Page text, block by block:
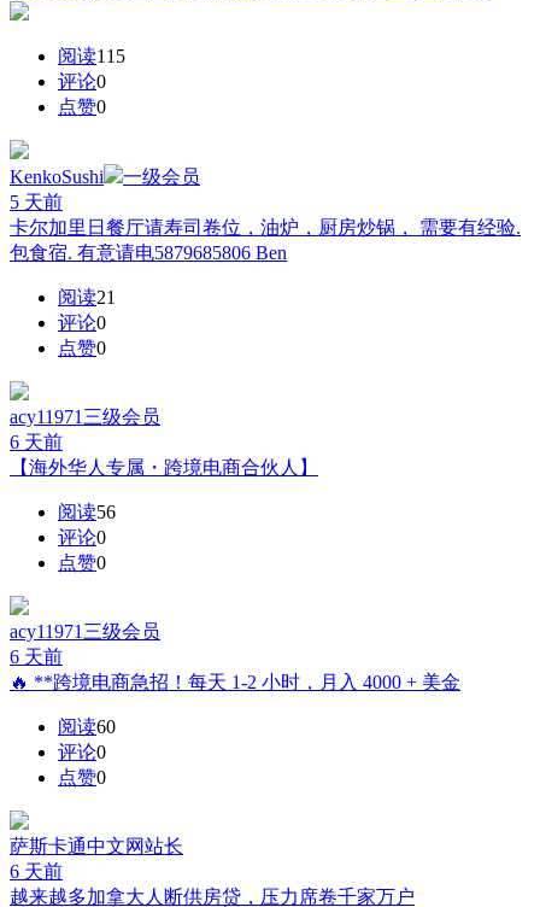
阅读115
评论0
点赞0
KenkoSushi
一级会员
5 天前
卡尔加里日餐厅请寿司卷位，油炉，厨房炒锅， 需要有经验.
包食宿. 有意请电5879685806 Ben
阅读21
评论0
点赞0
acy11971 三级会员
6 天前
【海外华人专属・跨境电商合伙人】
阅读56
评论0
点赞0
acy11971 三级会员
6 天前
🔥 **跨境电商急招！每天 1-2 小时，月入 4000 + 美金
阅读60
评论0
点赞0
萨斯卡通中文网站长
6 天前
越来越多加拿大人断供房贷，压力席卷千家万户